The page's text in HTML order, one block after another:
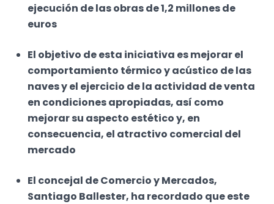
ejecución de las obras de 1,2 millones de
euros
El objetivo de esta iniciativa es mejorar el
comportamiento térmico y acústico de las
naves y el ejercicio de la actividad de venta
en condiciones apropiadas, así como
mejorar su aspecto estético y, en
consecuencia, el atractivo comercial del
mercado
El concejal de Comercio y Mercados,
Santiago Ballester, ha recordado que este